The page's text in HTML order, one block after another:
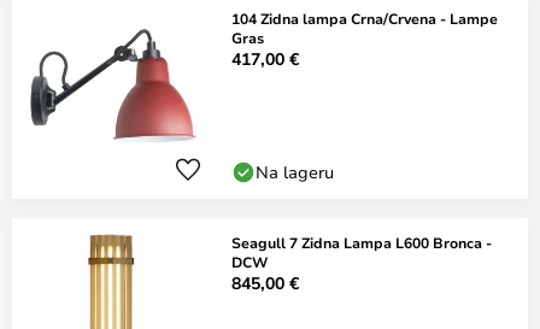
104 Zidna lampa Crna/Crvena - Lampe
Gras
417,00 €
Na lageru
Seagull 7 Zidna Lampa L600 Bronca -
DCW
845,00 €